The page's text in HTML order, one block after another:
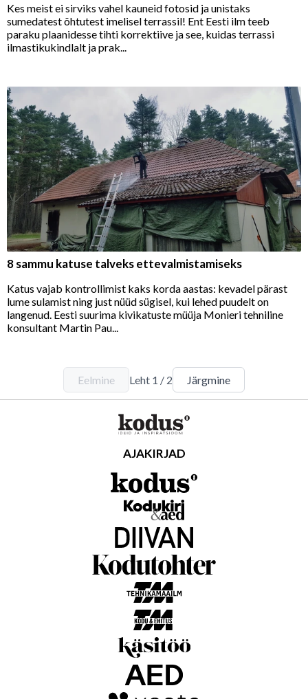
Kes meist ei sirviks vahel kauneid fotosid ja unistaks
sumedatest õhtutest imelisel terrassil! Ent Eesti ilm teeb
paraku plaanidesse tihti korrektiive ja see, kuidas terrassi
ilmastikukindlalt ja prak...
8 sammu katuse talveks ettevalmistamiseks
Katus vajab kontrollimist kaks korda aastas: kevadel pärast
lume sulamist ning just nüüd sügisel, kui lehed puudelt on
langenud. Eesti suurima kivikatuste müüja Monieri tehniline
konsultant Martin Pau...
Eelmine Leht 1 / 2 Järgmine
AJAKIRJAD